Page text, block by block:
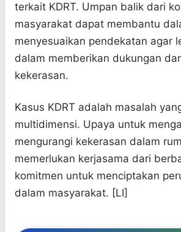
terkait KDRT. Umpan balik dari
masyarakat dapat membantu
menyesuaikan pendekatan agar
dalam memberikan dukungan
kekerasan.
Kasus KDRT adalah masalah
multidimensi. Upaya untuk
mengurangi kekerasan dalam
memerlukan kerjasama dari
komitmen untuk menciptakan
dalam masyarakat. [LI]